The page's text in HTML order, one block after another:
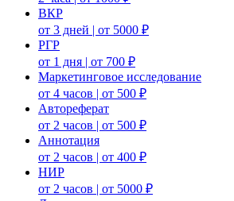
ВКР
от 3 дней | от 5000 ₽
РГР
от 1 дня | от 700 ₽
Маркетинговое исследование
от 4 часов | от 500 ₽
Автореферат
от 2 часов | от 500 ₽
Аннотация
от 2 часов | от 400 ₽
НИР
от 2 часов | от 5000 ₽